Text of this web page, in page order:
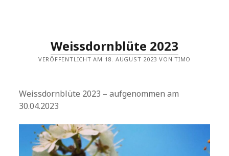
Weissdornblüte 2023
VERÖFFENTLICHT AM 18. AUGUST 2023 VON TIMO
Weissdornblüte 2023 – aufgenommen am
30.04.2023